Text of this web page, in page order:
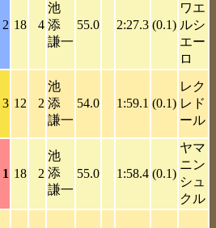
2 18 4
池
添
謙一
55.0 2:27.3 (0.1)
ワエ
ルシ
エー
ロ
3 12 2
池
添
謙一
54.0 1:59.1 (0.1)
レク
レド
ール
1 18 2
池
添
謙一
55.0 1:58.4 (0.1)
ヤマ
ニン
シュ
クル